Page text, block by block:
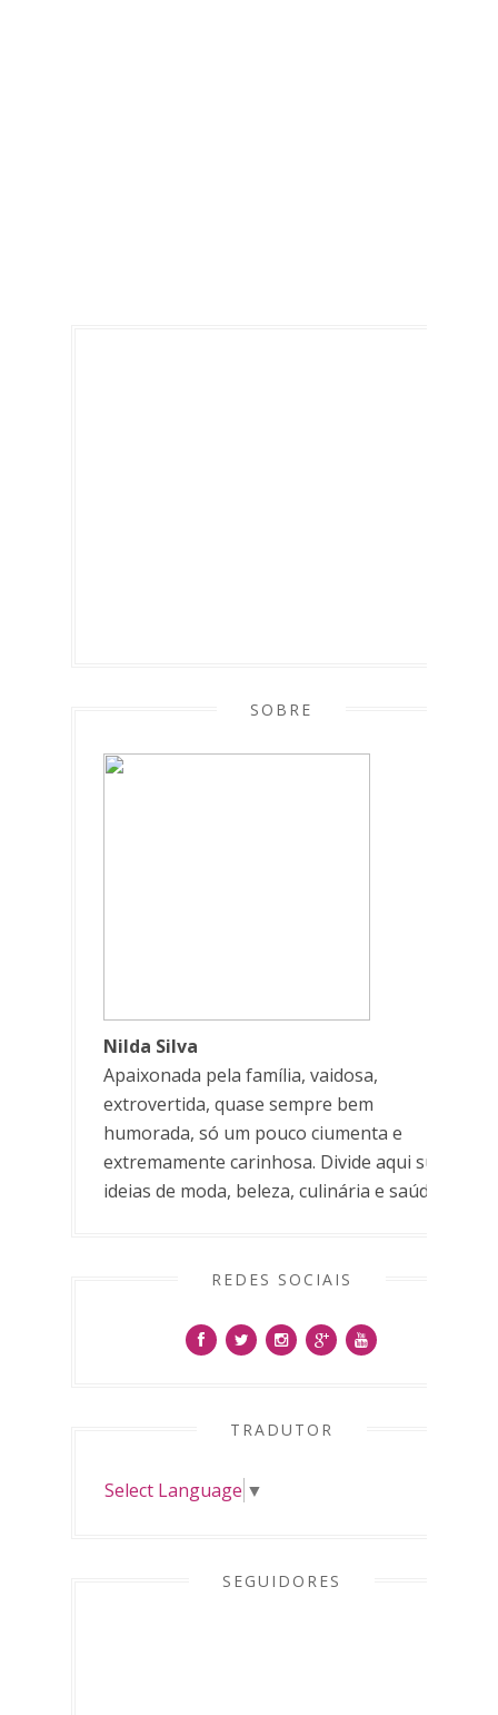
SOBRE
Nilda Silva
Apaixonada pela família, vaidosa,
extrovertida, quase sempre bem
humorada, só um pouco ciumenta e
extremamente carinhosa. Divide aqui suas
ideias de moda, beleza, culinária e saúde.
REDES SOCIAIS
TRADUTOR
Select Language ▼
SEGUIDORES